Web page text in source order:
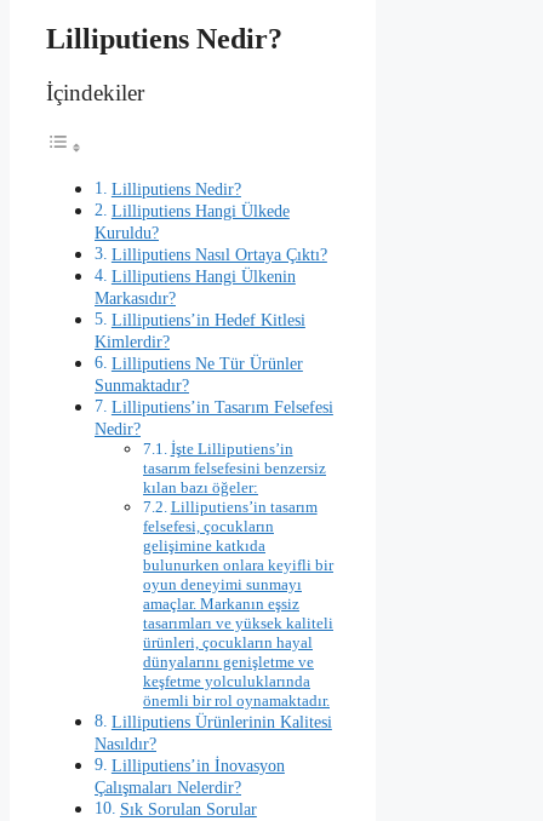
Lilliputiens Nedir?
İçindekiler
Lilliputiens Nedir?
Lilliputiens Hangi Ülkede
Kuruldu?
Lilliputiens Nasıl Ortaya Çıktı?
Lilliputiens Hangi Ülkenin
Markasıdır?
Lilliputiens’in Hedef Kitlesi
Kimlerdir?
Lilliputiens Ne Tür Ürünler
Sunmaktadır?
Lilliputiens’in Tasarım Felsefesi
Nedir?
İşte Lilliputiens’in
tasarım felsefesini benzersiz
kılan bazı öğeler:
Lilliputiens’in tasarım
felsefesi, çocukların
gelişimine katkıda
bulunurken onlara keyifli bir
oyun deneyimi sunmayı
amaçlar. Markanın eşsiz
tasarımları ve yüksek kaliteli
ürünleri, çocukların hayal
dünyalarını genişletme ve
keşfetme yolculuklarında
önemli bir rol oynamaktadır.
Lilliputiens Ürünlerinin Kalitesi
Nasıldır?
Lilliputiens’in İnovasyon
Çalışmaları Nelerdir?
Sık Sorulan Sorular